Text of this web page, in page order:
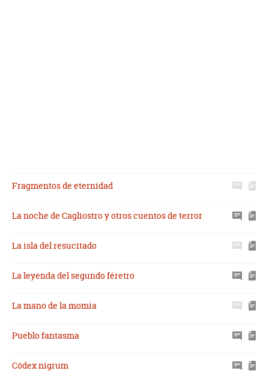
Fragmentos de eternidad
La noche de Cagliostro y otros cuentos de terror
La isla del resucitado
La leyenda del segundo féretro
La mano de la momia
Pueblo fantasma
Códex nigrum